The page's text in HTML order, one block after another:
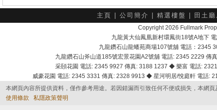
主頁 公司簡介 精選樓盤 田土
Copyright 2026 Fullmark
九龍黃大仙鳳凰新村環鳳街18號A地下
九龍鑽石山龍蟠苑商場107號舖 電話：2345
九龍鑽石山斧山道185號宏景花園A2號舖 電話: 2345 2229
采頣花園 電話: 2345 9927 傳真: 3188 1237 ◆ 樂富 電話:
威豪花園 電話: 2345 3331 傳真: 2328 9913 ◆ 星河明居/悅庭軒 電話
本網頁內容所提供資料，僅作參考用途。若因錯漏而引致任何不便或損失，本網
使用條款
私隱政策聲明